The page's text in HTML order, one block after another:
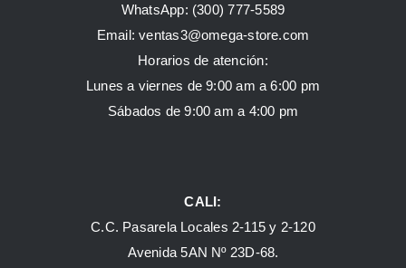
WhatsApp: (300) 777-5589
Email: ventas3@omega-store.com
Horarios de atención:
Lunes a viernes de 9:00 am a 6:00 pm
Sábados de 9:00 am a 4:00 pm
CALI:
C.C. Pasarela Locales 2-115 y 2-120
Avenida 5AN Nº 23D-68.